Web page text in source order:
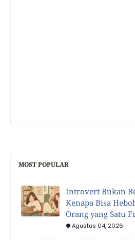
MOST POPULAR
Introvert Bukan
Kenapa Bisa
Orang yang Satu
Agustus 04, 2026